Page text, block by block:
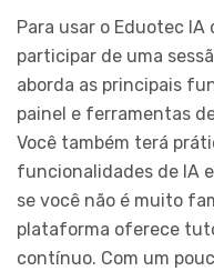
Para usar o Eduotec
participar de uma
aborda as principais
painel e ferramentas
Você também terá
funcionalidades de IA
se você não é muito
plataforma oferece
contínuo. Com um